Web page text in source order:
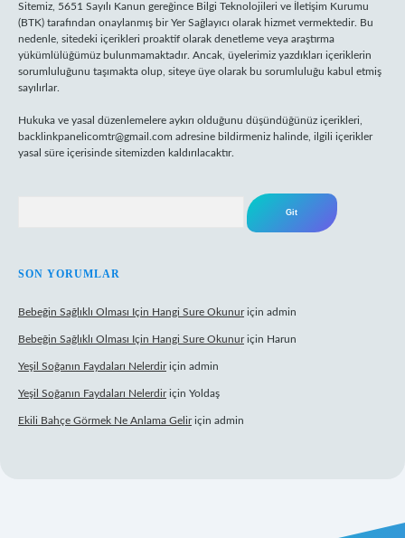
Sitemiz, 5651 Sayılı Kanun gereğince Bilgi Teknolojileri ve İletişim Kurumu
(BTK) tarafından onaylanmış bir Yer Sağlayıcı olarak hizmet vermektedir. Bu
nedenle, sitedeki içerikleri proaktif olarak denetleme veya araştırma
yükümlülüğümüz bulunmamaktadır. Ancak, üyelerimiz yazdıkları içeriklerin
sorumluluğunu taşımakta olup, siteye üye olarak bu sorumluluğu kabul etmiş
sayılırlar.
Hukuka ve yasal düzenlemelere aykırı olduğunu düşündüğünüz içerikleri,
backlinkpanelicomtr@gmail.com adresine bildirmeniz halinde, ilgili içerikler
yasal süre içerisinde sitemizden kaldırılacaktır.
SON YORUMLAR
Bebeğin Sağlıklı Olması Için Hangi Sure Okunuriçin admin
Bebeğin Sağlıklı Olması Için Hangi Sure Okunuriçin Harun
Yeşil Soğanın Faydaları Nelerdiriçin admin
Yeşil Soğanın Faydaları Nelerdiriçin Yoldaş
Ekili Bahçe Görmek Ne Anlama Geliriçin admin